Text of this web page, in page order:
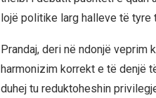
lojë politike larg halleve të tyre
Prandaj, deri në ndonjë
harmonizim korrekt e të denjë
duhej tu reduktoheshin